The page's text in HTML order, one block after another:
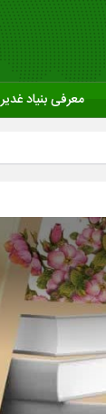
معرفی بنیاد غدیر